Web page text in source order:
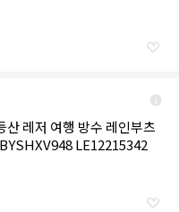
산 레저 여행 방수 레인부츠
LE12215342